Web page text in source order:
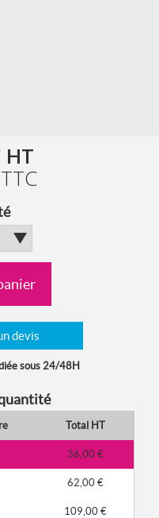
HT
TTC
devis
sous 24/48H
Total HT
36,00 €
62,00 €
109,00 €